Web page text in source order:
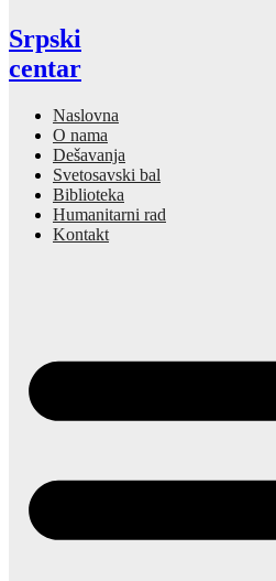
Srpski
centar
Naslovna
O nama
Dešavanja
Svetosavski bal
Biblioteka
Humanitarni rad
Kontakt